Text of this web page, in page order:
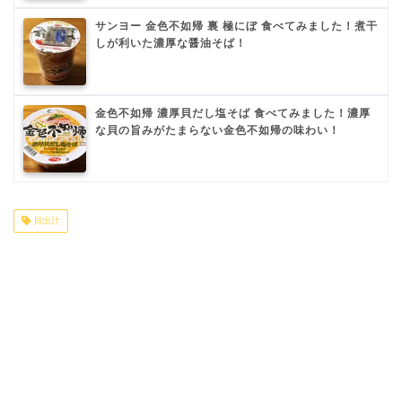
サンヨー 金色不如帰 裏 極にぼ 食べてみました！煮干
しが利いた濃厚な醤油そば！
金色不如帰 濃厚貝だし塩そば 食べてみました！濃厚
な貝の旨みがたまらない金色不如帰の味わい！
貝出汁